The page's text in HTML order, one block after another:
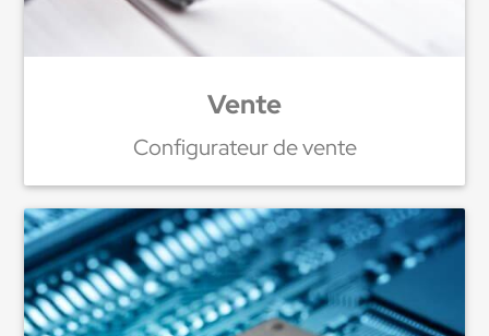
Vente
Configurateur de vente